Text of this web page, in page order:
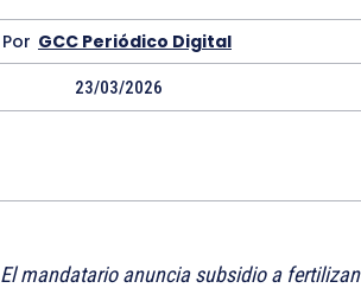
Por GCC Periódico Digital
23/03/2026
El mandatario anuncia subsidio a